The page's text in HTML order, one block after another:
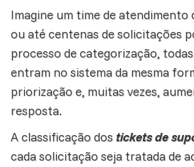
Imagine um time de atendimento
ou até centenas de solicitações
processo de categorização,
entram nosistemada mesma
priorização e, muitas vezes,
resposta.
A classificação dos tickets de
cada solicitação seja tratada de